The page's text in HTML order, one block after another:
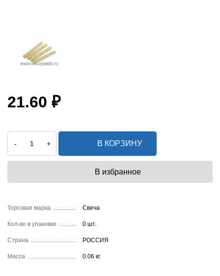
Торговая марка Свеча
Кол-во в упаковке 0 шт.
Страна РОССИЯ
Масса 0.06 кг
21.60 ₽
- + В КОРЗИНУ